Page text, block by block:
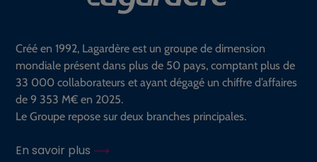
Créé en 1992, Lagardère est un groupe de dimension
mondiale présent dans plus de 50 pays, comptant plus de
33 000 collaborateurs et ayant dégagé un chiffre d’affaires
de 9 353 M€ en 2025.
Le Groupe repose sur deux branches principales.
En savoir plus